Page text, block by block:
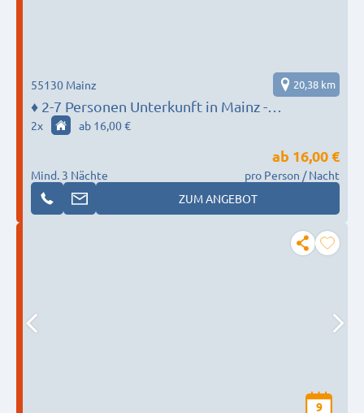
♦️ 2-7 Personen Unterkunft in Mainz -
MONTEUR BASE
55130 Mainz 20,38 km
2x ab 16,00 €
Mind. 3 Nächte
ab 16,00 €
pro Person / Nacht
ZUM ANGEBOT
9